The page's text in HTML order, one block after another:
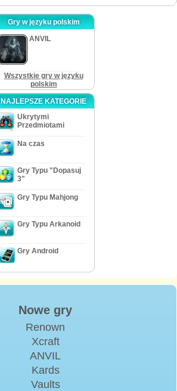
Gry w języku polskim
ANVIL
Wszystkie gry w języku
polskim
NAJLEPSZE KATEGORIE
Ukrytymi
Przedmiotami
Na czas
Gry Typu "Dopasuj
3"
Gry Typu Mahjong
Gry Typu Arkanoid
Gry Android
Nowe gry
Renown
Xcraft
ANVIL
Kards
Vaults